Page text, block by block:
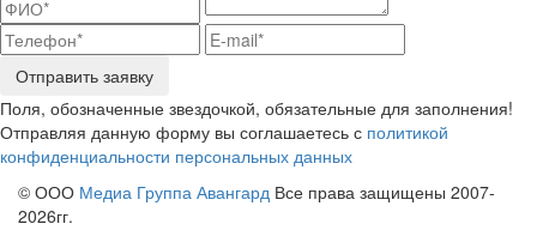
Отправить заявку
Поля, обозначенные звездочкой, обязательные для заполнения!
Отправляя данную форму вы соглашаетесь с политикой
конфиденциальности персональных данных
© ООО Медиа Группа Авангард Все права защищены 2007-
2026гг.